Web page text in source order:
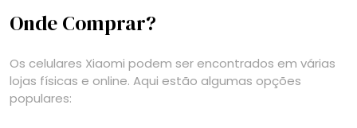
Onde Comprar?
Os celulares Xiaomi podem ser encontrados em várias
lojas físicas e online. Aqui estão algumas opções
populares: